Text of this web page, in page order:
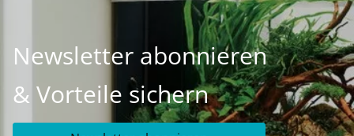
Newsletter abonnieren
& Vorteile sichern